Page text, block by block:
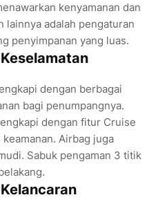
kenyamanan dan
lainnya adalah pengaturan
penyimpanan yang luas.
dengan berbagai
bagi penumpangnya.
dengan fitur Cruise
Airbag juga
Sabuk pengaman 3 titik